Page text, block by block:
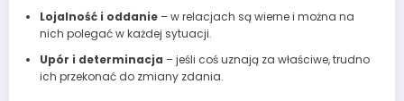
Lojalność i oddanie– w relacjach są wierne i można na
nich polegać w każdej sytuacji.
Upór i determinacja – jeśli coś uznają za właściwe, trudno
ich przekonać do zmiany zdania.